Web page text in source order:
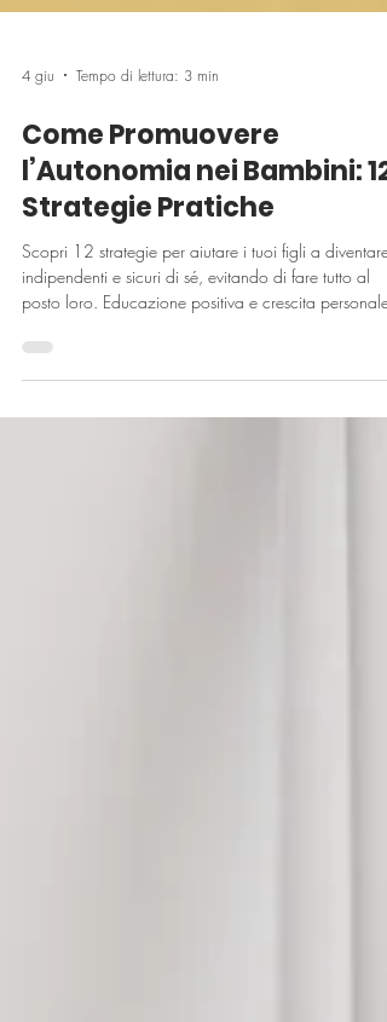
4 giu Tempo di lettura: 3 min
Come Promuovere
l’Autonomia nei Bambini: 12
Strategie Pratiche
Scopri 12 strategie per aiutare i tuoi figli a diventare
indipendenti e sicuri di sé, evitando di fare tutto al